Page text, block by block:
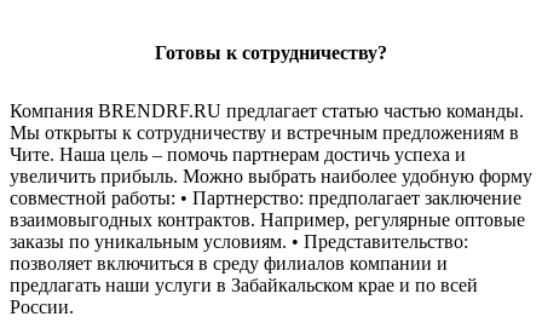
Готовы к сотрудничеству?
Компания BRENDRF.RU предлагает статью частью команды.
Мы открыты к сотрудничеству и встречным предложениям в
Чите. Наша цель – помочь партнерам достичь успеха и
увеличить прибыль. Можно выбрать наиболее удобную форму
совместной работы: • Партнерство: предполагает заключение
взаимовыгодных контрактов. Например, регулярные оптовые
заказы по уникальным условиям. • Представительство:
позволяет включиться в среду филиалов компании и
предлагать наши услуги в Забайкальском крае и по всей
России.